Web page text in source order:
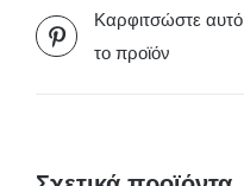
Καρφιτσώστε αυτό
το προϊόν